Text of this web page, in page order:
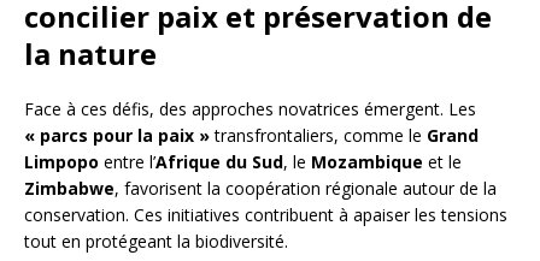
concilier paix et préservation de
la nature
Face à ces défis, des approches novatrices émergent. Les
« parcs pour la paix »transfrontaliers, comme le Grand
Limpopo entre l’Afrique du Sud, le Mozambique et le
Zimbabwe, favorisent la coopération régionale autour de la
conservation. Ces initiatives contribuent à apaiser les tensions
tout en protégeant la biodiversité.